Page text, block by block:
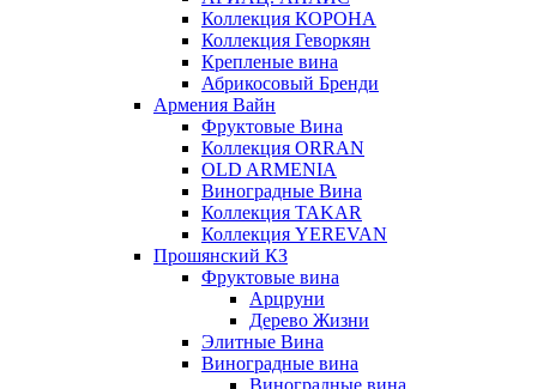
Коллекция КОРОНА
Коллекция Геворкян
Крепленые вина
Абрикосовый Бренди
Армения Вайн
Фруктовые Вина
Коллекция ORRAN
OLD ARMENIA
Виноградные Вина
Коллекция TAKAR
Коллекция YEREVAN
Прошянский КЗ
Фруктовые вина
Арцруни
Дерево Жизни
Элитные Вина
Виноградные вина
Виноградные вина